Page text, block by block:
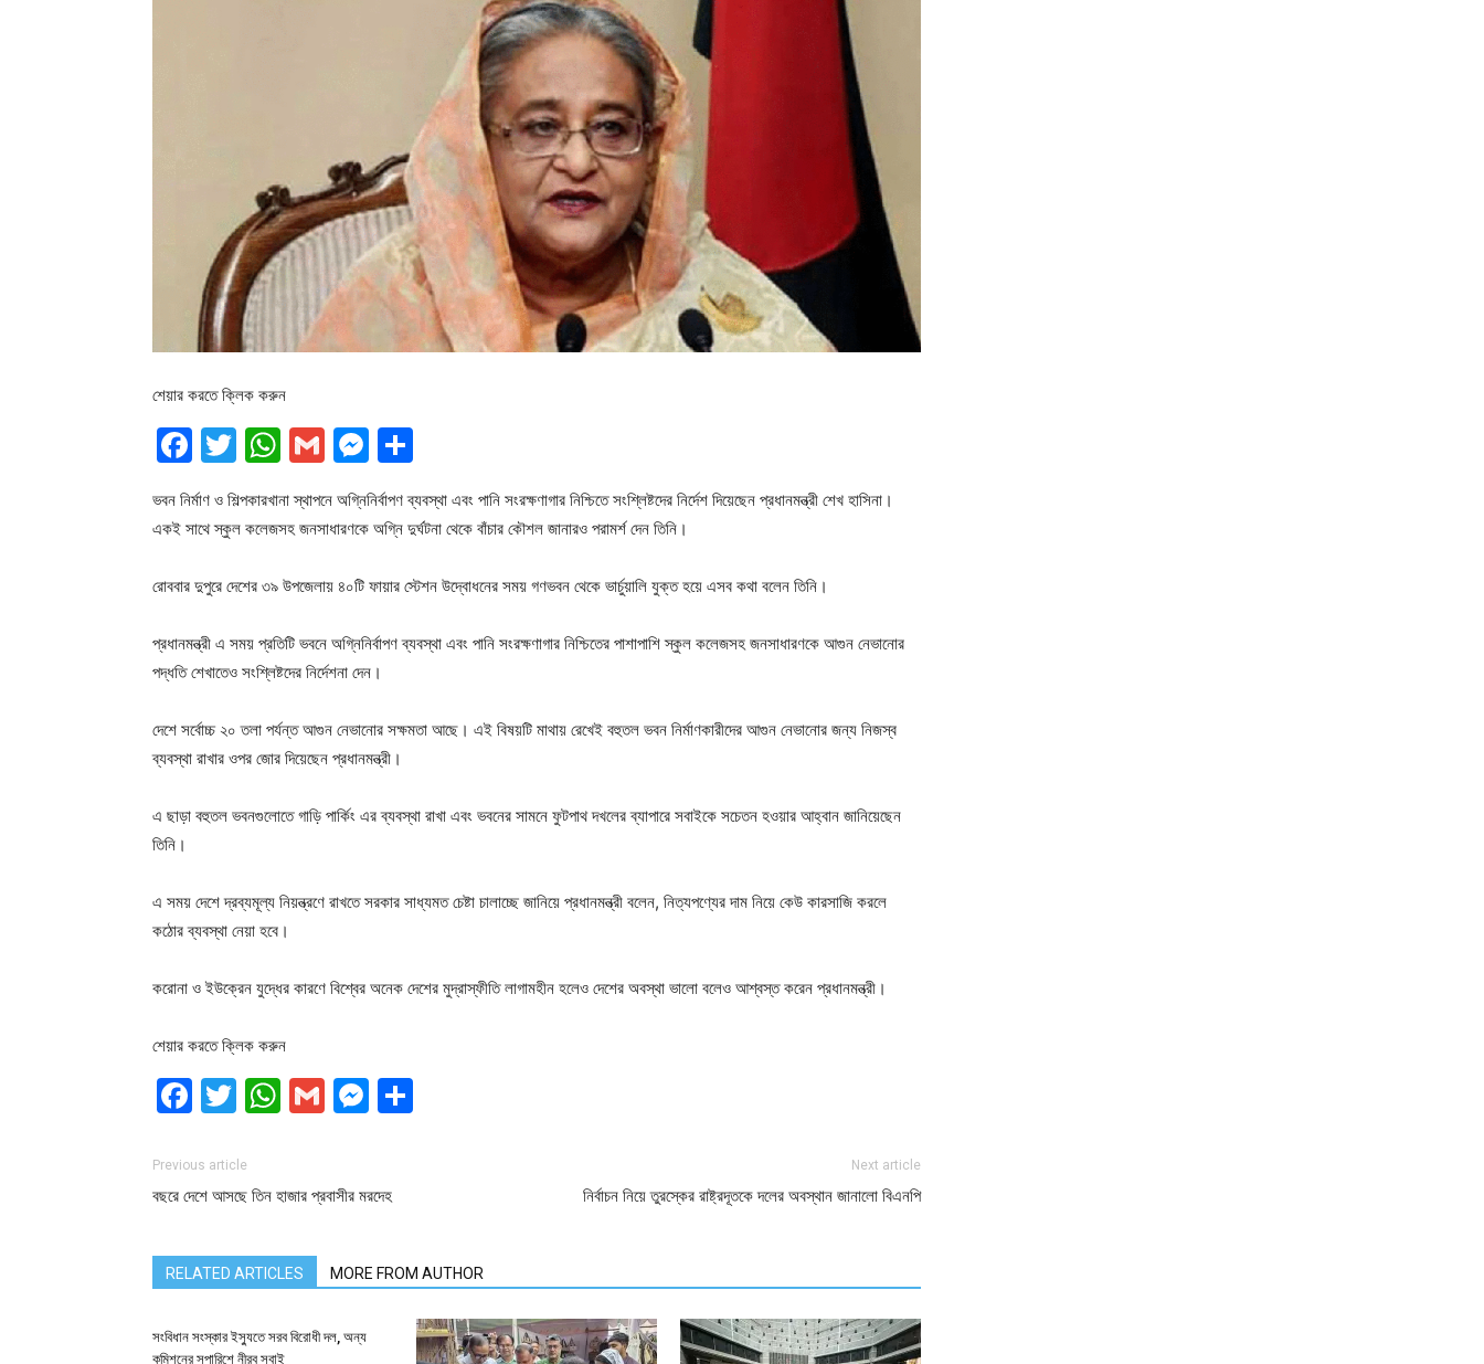
শেয়ার করতে ক্লিক করুন
Facebook
Twitter
WhatsApp
GmailMessenger
ভবন নির্মাণ ও শিল্পকারখানা স্থাপনে অগ্নিনির্বাপণ ব্যবস্থা এবং পানি সংরক্ষণাগার নিশ্চিতে সংশ্লিষ্টদের নির্দেশ দিয়েছেন প্রধানমন্ত্রী শেখ হাসিনা।
একই সাথে স্কুল কলেজসহ জনসাধারণকে অগ্নি দুর্ঘটনা থেকে বাঁচার কৌশল জানারও পরামর্শ দেন তিনি।
রোববার দুপুরে দেশের ৩৯ উপজেলায় ৪০টি ফায়ার স্টেশন উদ্বোধনের সময় গণভবন থেকে ভার্চুয়ালি যুক্ত হয়ে এসব কথা বলেন তিনি।
প্রধানমন্ত্রী এ সময় প্রতিটি ভবনে অগ্নিনির্বাপণ ব্যবস্থা এবং পানি সংরক্ষণাগার নিশ্চিতের পাশাপাশি স্কুল কলেজসহ জনসাধারণকে আগুন নেভানোর
পদ্ধতি শেখাতেও সংশ্লিষ্টদের নির্দেশনা দেন।
দেশে সর্বোচ্চ ২০ তলা পর্যন্ত আগুন নেভানোর সক্ষমতা আছে। এই বিষয়টি মাথায় রেখেই বহুতল ভবন নির্মাণকারীদের আগুন নেভানোর জন্য নিজস্ব
ব্যবস্থা রাখার ওপর জোর দিয়েছেন প্রধানমন্ত্রী।
এ ছাড়া বহুতল ভবনগুলোতে গাড়ি পার্কিং এর ব্যবস্থা রাখা এবং ভবনের সামনে ফুটপাথ দখলের ব্যাপারে সবাইকে সচেতন হওয়ার আহ্বান জানিয়েছেন
তিনি।
এ সময় দেশে দ্রব্যমূল্য নিয়ন্ত্রণে রাখতে সরকার সাধ্যমত চেষ্টা চালাচ্ছে জানিয়ে প্রধানমন্ত্রী বলেন, নিত্যপণ্যের দাম নিয়ে কেউ কারসাজি করলে
কঠোর ব্যবস্থা নেয়া হবে।
করোনা ও ইউক্রেন যুদ্ধের কারণে বিশ্বের অনেক দেশের মুদ্রাস্ফীতি লাগামহীন হলেও দেশের অবস্থা ভালো বলেও আশ্বস্ত করেন প্রধানমন্ত্রী।
শেয়ার করতে ক্লিক করুন
Facebook
Twitter
WhatsApp
GmailMessenger
Previous article
বছরে দেশে আসছে তিন হাজার প্রবাসীর মরদেহ
Next article
নির্বাচন নিয়ে তুরস্কের রাষ্ট্রদূতকে দলের অবস্থান জানালো বিএনপি
RELATED ARTICLES MORE FROM AUTHOR
সংবিধান সংস্কার ইস্যুতে সরব বিরোধী দল, অন্য
কমিশনের সুপারিশে নীরব সবাই